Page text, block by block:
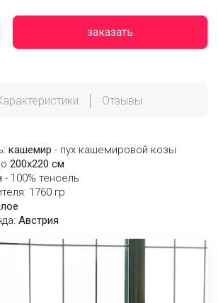
заказать
Отзывы
кашемир - пух кашемировой козы
200х220 см
- 100% тенсель
1760 гр
Австрия